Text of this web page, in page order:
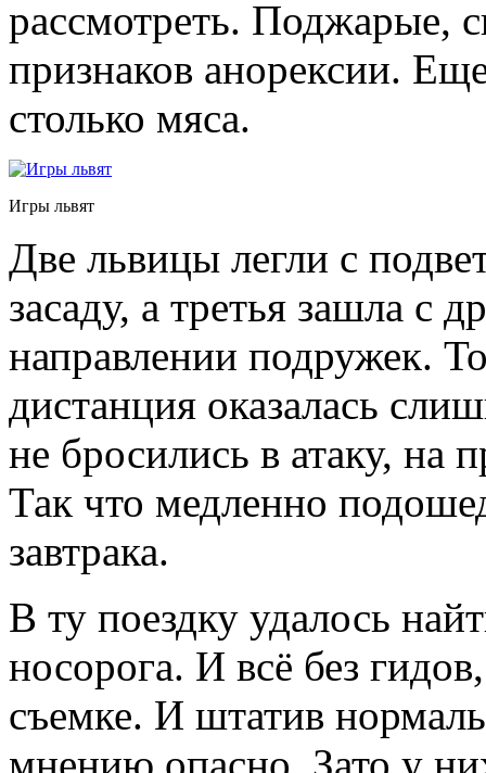
рассмотреть. Поджарые,
признаков анорексии.
столько мяса.
Игры львят
Две львицы легли с
засаду, а третья зашла с
направлении подружек.
дистанция оказалась
не бросились в атаку,
Так что медленно
завтрака.
В ту поездку удалось
носорога. И всё без
съемке. И штатив